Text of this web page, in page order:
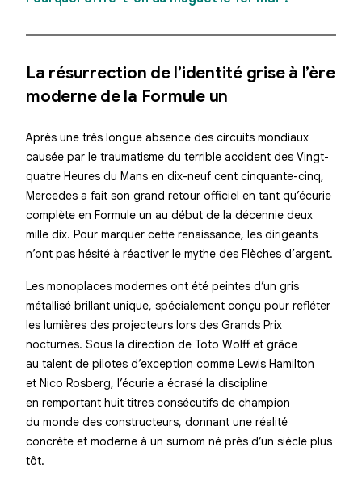
La résurrection de l’identité grise à l’ère
moderne de la Formule un
Après une très longue absence des circuits mondiaux
causée par le traumatisme du terrible accident des Vingt-
quatre Heures du Mans en dix-neuf cent cinquante-cinq,
Mercedes a fait son grand retour officiel en tant qu’écurie
complète en Formule un au début de la décennie deux
mille dix. Pour marquer cette renaissance, les dirigeants
n’ont pas hésité à réactiver le mythe des Flèches d’argent.
Les monoplaces modernes ont été peintes d’un gris
métallisé brillant unique, spécialement conçu pour refléter
les lumières des projecteurs lors des Grands Prix
nocturnes. Sous la direction de Toto Wolff et grâce
au talent de pilotes d’exception comme Lewis Hamilton
et Nico Rosberg, l’écurie a écrasé la discipline
en remportant huit titres consécutifs de champion
du monde des constructeurs, donnant une réalité
concrète et moderne à un surnom né près d’un siècle plus
tôt.